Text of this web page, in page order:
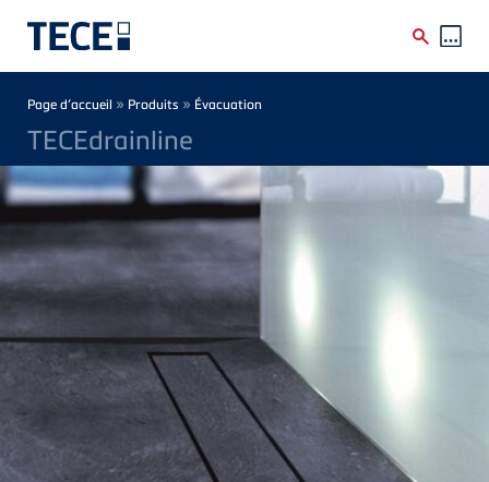
Breadcrumb
Page d’accueil » Produits » Évacuation
TECEdrainline